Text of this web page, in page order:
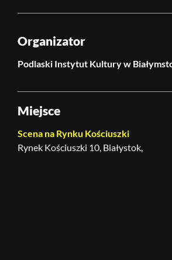
Organizator
Podlaski Instytut Kultury w
Miejsce
Scena na Rynku Kościuszki
Rynek Kościuszki 10, Białystok,